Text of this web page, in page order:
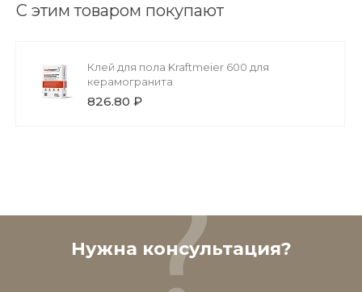
С этим товаром покупают
Клей для пола Kraftmeier 600 для
керамогранита
826.80 ₽
Нужна консультация?